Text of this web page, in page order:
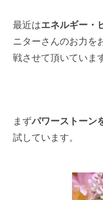
最近はエネルギー・
ニターさんのお力を
戦させて頂いていま
まずパワーストーン
試しています。